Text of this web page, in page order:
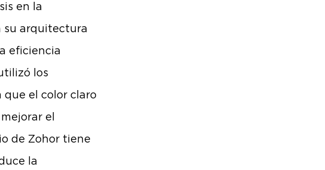
en la
su arquitectura
eficiencia
los
el color claro
el
de Zohor tiene
la